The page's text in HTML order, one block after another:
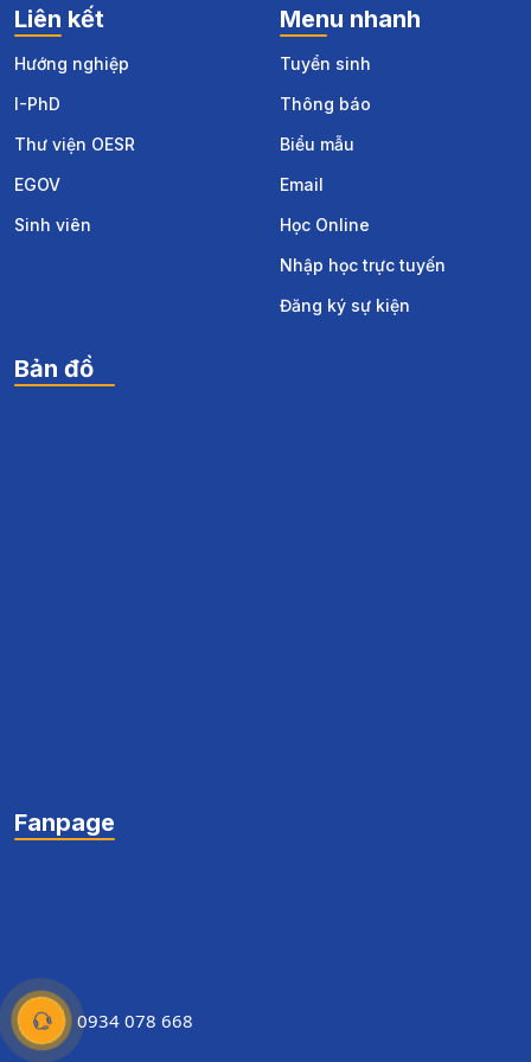
Liên kết
Hướng nghiệp
I-PhD
Thư viện OESR
EGOV
Sinh viên
Menu nhanh
Tuyển sinh
Thông báo
Biểu mẫu
Email
Học Online
Nhập học trực tuyến
Đăng ký sự kiện
Bản đồ
Fanpage
0934 078 668